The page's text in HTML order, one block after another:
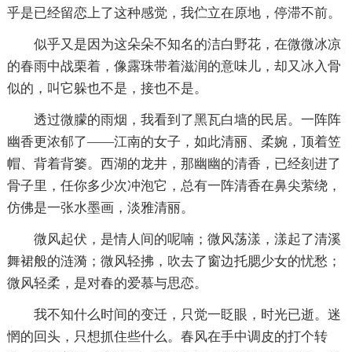
乎是已经留恋上了这种感觉，我伫立在原地，停滞不前。
似乎又是因为这朵朵不知名的洁白野花，在微微冰凉
的春雨中战栗着，像露珠带着滋润的意味儿，却又冰入骨
似的，叫它躲也不是，接也不是。
透过微朦的雨烟，我看到了黑瓦白墙的民居。一阵阵
幽香更浓郁了——江南的女子，如此清丽、柔婉，顶着笠
帽、背着背篓。西湖的龙井，那幽幽的清香，已经刻进了
骨子里，任你多少次冲泡它，总有一阵清香在鼻尖萦绕，
仿佛是一张水墨画，淡雅清丽。
微风起伏，是情人间的呢喃；微风荡漾，漾起了清溪
舞裙般的涟漪；微风轻拂，吹去了窗边托腮少女的忧愁；
微风轻柔，是对春的爱慕与思恋。
我不知什么时间的变迁，只觉一眨眼，时光已逝。迷
惘的回头，只想抓住些什么。春风在手中调皮的打个转